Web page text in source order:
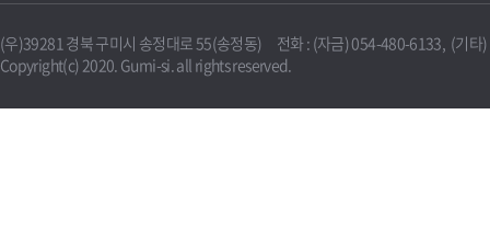
(우)39281 경북 구미시 송정대로 55(송정동) 전화 : (자금) 054-480-6133, (기타
Copyright(c) 2020. Gumi-si. all rights reserved.